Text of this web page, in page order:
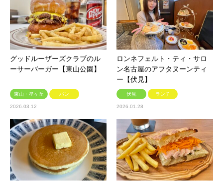
グッドルーザーズクラブのル
ーサーバーガー【東山公園】
東山・星ヶ丘 パン
2026.03.12
ロンネフェルト・ティ・サロ
ン名古屋のアフタヌーンティ
ー【伏見】
伏見 ランチ
2026.01.28